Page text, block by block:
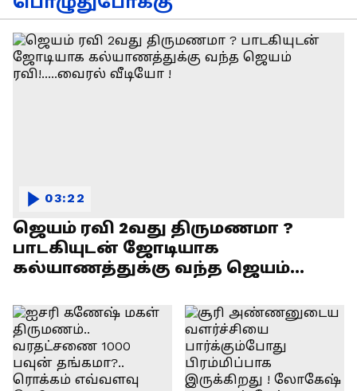
ஜெயம் ரவி 2வது திருமணமா ?
பாடகியுடன் ஜோடியாக
கல்யாணத்துக்கு வந்த ஜெயம்
03:22